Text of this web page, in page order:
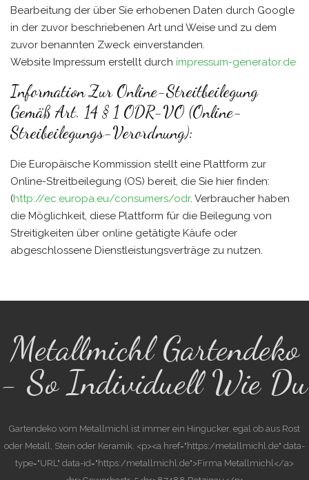
Bearbeitung der über Sie erhobenen Daten durch Google
in der zuvor beschriebenen Art und Weise und zu dem
zuvor benannten Zweck einverstanden.
Website Impressum erstellt durch impressum-generator.de
Information Zur Online-Streitbeilegung
Gemäß Art. 14 § 1 ODR-VO (Online-
Streibeilegungs-Verordnung):
Die Europäische Kommission stellt eine Plattform zur
Online-Streitbeilegung (OS) bereit, die Sie hier finden:
(http://ec.europa.eu/consumers/odr. Verbraucher haben
die Möglichkeit, diese Plattform für die Beilegung von
Streitigkeiten über online getätigte Käufe oder
abgeschlossene Dienstleistungsverträge zu nutzen.
Metallmichl Gartendeko
- So Individuell Wie Du
Gartendeko vom Metallmichl ist immer ein Hingucker, egal ob aus Rost
oder Metall, Stein oder Keramik. <p><a href="https:/metallmichl.de" data-
type="URL" data-id="https:/metallmichl.de">Firma Metallmichl</a>